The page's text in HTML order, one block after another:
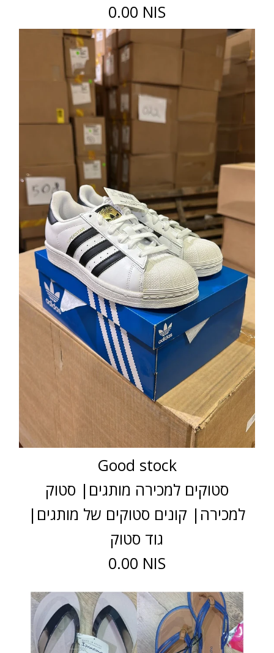
0.00 NIS
Good stock
סטוקים למכירה מותגים| סטוק
למכירה| קונים סטוקים של מותגים|
גוד סטוק
0.00 NIS